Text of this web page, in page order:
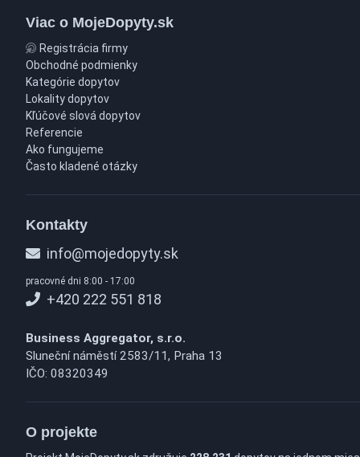
Viac o MojeDopyty.sk
Registrácia firmy
Obchodné podmienky
Kategórie dopytov
Lokality dopytov
Kľúčové slová dopytov
Referencie
Ako fungujeme
Často kladené otázky
Kontakty
info@mojedopyty.sk
pracovné dni 8:00 - 17:00
+420 222 551 818
Business Aggregator, s.r.o.
Sluneční náměstí 2583/11, Praha 13
IČO: 08320349
O projekte